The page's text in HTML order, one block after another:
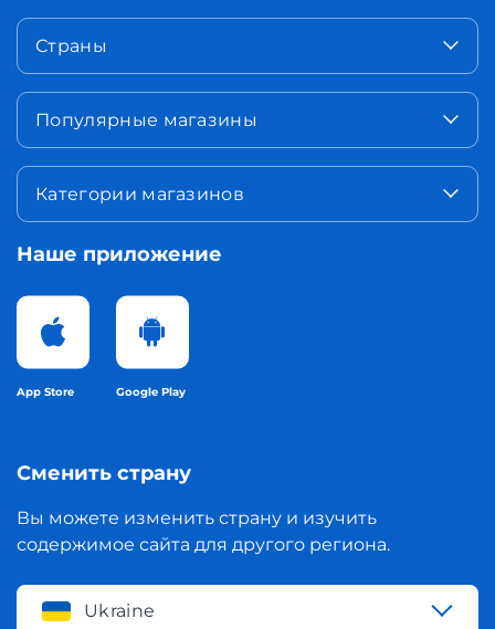
Страны
Популярные магазины
Категории магазинов
Наше приложение
App Store Google Play
Сменить страну
Вы можете изменить страну и изучить
содержимое сайта для другого региона.
Ukraine